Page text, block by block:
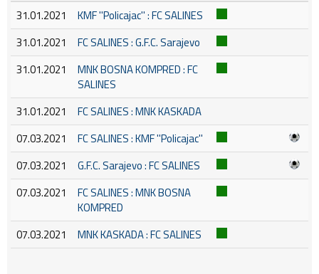
31.01.2021
KMF ''Policajac'' : FC SALINES
31.01.2021
FC SALINES : G.F.C. Sarajevo
31.01.2021
MNK BOSNA KOMPRED : FC
SALINES
31.01.2021
FC SALINES : MNK KASKADA
07.03.2021
FC SALINES : KMF ''Policajac''
07.03.2021
G.F.C. Sarajevo : FC SALINES
07.03.2021
FC SALINES : MNK BOSNA
KOMPRED
07.03.2021
MNK KASKADA : FC SALINES